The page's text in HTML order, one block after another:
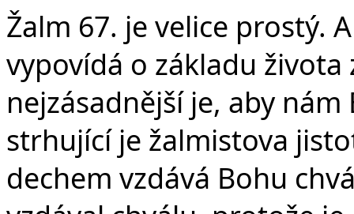
Žalm 67. je velice prostý.
vypovídá o základu života
nejzásadnější je, aby
strhující je žalmistova
dechem vzdává Bohu